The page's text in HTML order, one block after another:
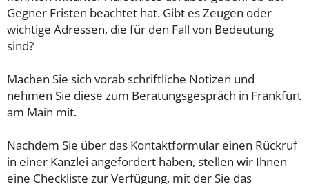
Gegner Fristen beachtet hat. Gibt es Zeugen oder
wichtige Adressen, die für den Fall von Bedeutung
sind?
Machen Sie sich vorab schriftliche Notizen und
nehmen Sie diese zum Beratungsgespräch in Frankfurt
am Main mit.
Nachdem Sie über das Kontaktformular einen Rückruf
in einer Kanzlei angefordert haben, stellen wir Ihnen
eine Checkliste zur Verfügung, mit der Sie das